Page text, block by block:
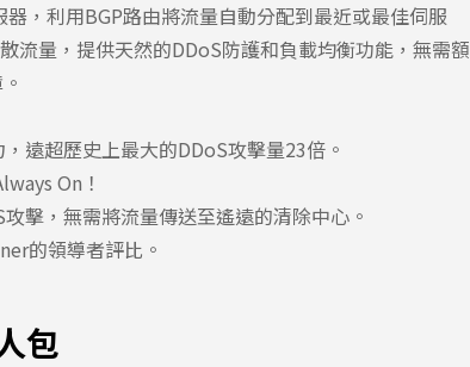
，利用BGP路由將流量自動分配到最近或最佳伺服
量，提供天然的DDoS防護和負載均衡功能，無需額
遠超歷史上最大的DDoS攻擊量23倍。
On！
擊，無需將流量傳送至遙遠的清除中心。
的領導者評比。
包